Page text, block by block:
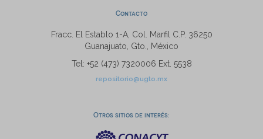
Contacto
Fracc. El Establo 1-A, Col. Marfil C.P. 36250
Guanajuato, Gto., México
Tel: +52 (473) 7320006 Ext. 5538
repositorio@ugto.mx
Otros sitios de interés: